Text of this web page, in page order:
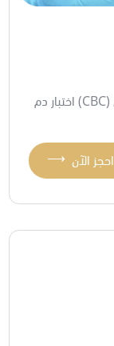
يعتبر فحص تعداد الدم الكامل (CBC) اختبار دم
⟶ احجز الآن